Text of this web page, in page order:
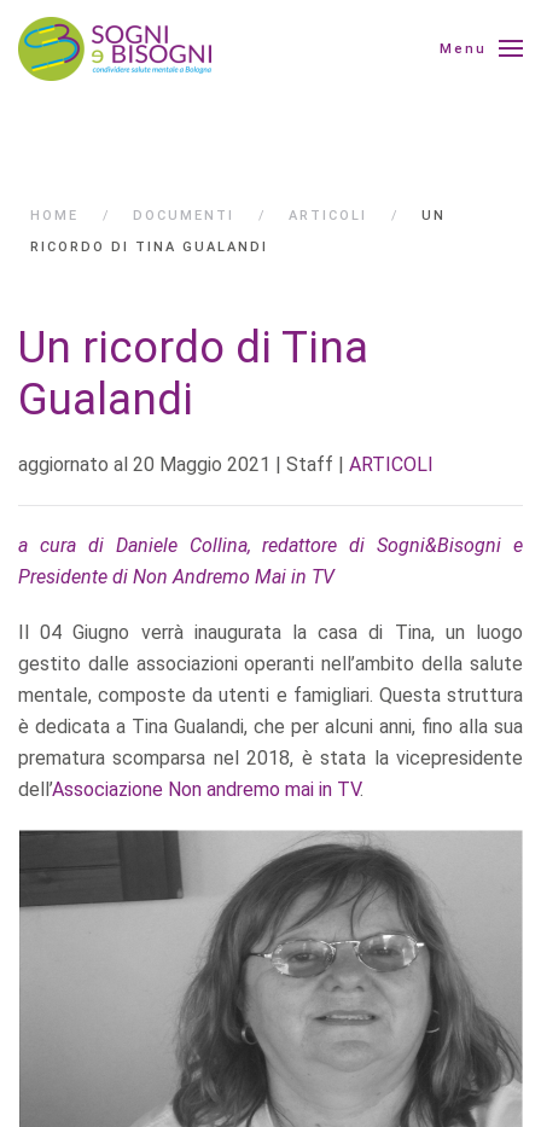
Menu
HOME DOCUMENTI ARTICOLI
UN
RICORDO DI TINA GUALANDI
Un ricordo di Tina
Gualandi
aggiornato al 20 Maggio 2021 | Staff | ARTICOLI
a cura di Daniele Collina, redattore di Sogni&Bisogni e
Presidente di Non Andremo Mai in TV
Il 04 Giugno verrà inaugurata la casa di Tina, un luogo
gestito dalle associazioni operanti nell’ambito della salute
mentale, composte da utenti e famigliari. Questa struttura
è dedicata a Tina Gualandi, che per alcuni anni, fino alla sua
prematura scomparsa nel 2018, è stata la vicepresidente
dell’Associazione Non andremo mai in TV.